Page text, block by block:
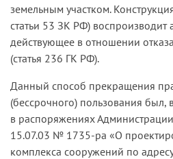
земельным участком.
статьи 53 ЗК РФ)
действующее в отношении
(статья 236 ГК РФ).
Данный способ прекращения
(бессрочного) пользования был,
в распоряжениях
15.07.03 № 1735-ра «О
комплекса сооружений по